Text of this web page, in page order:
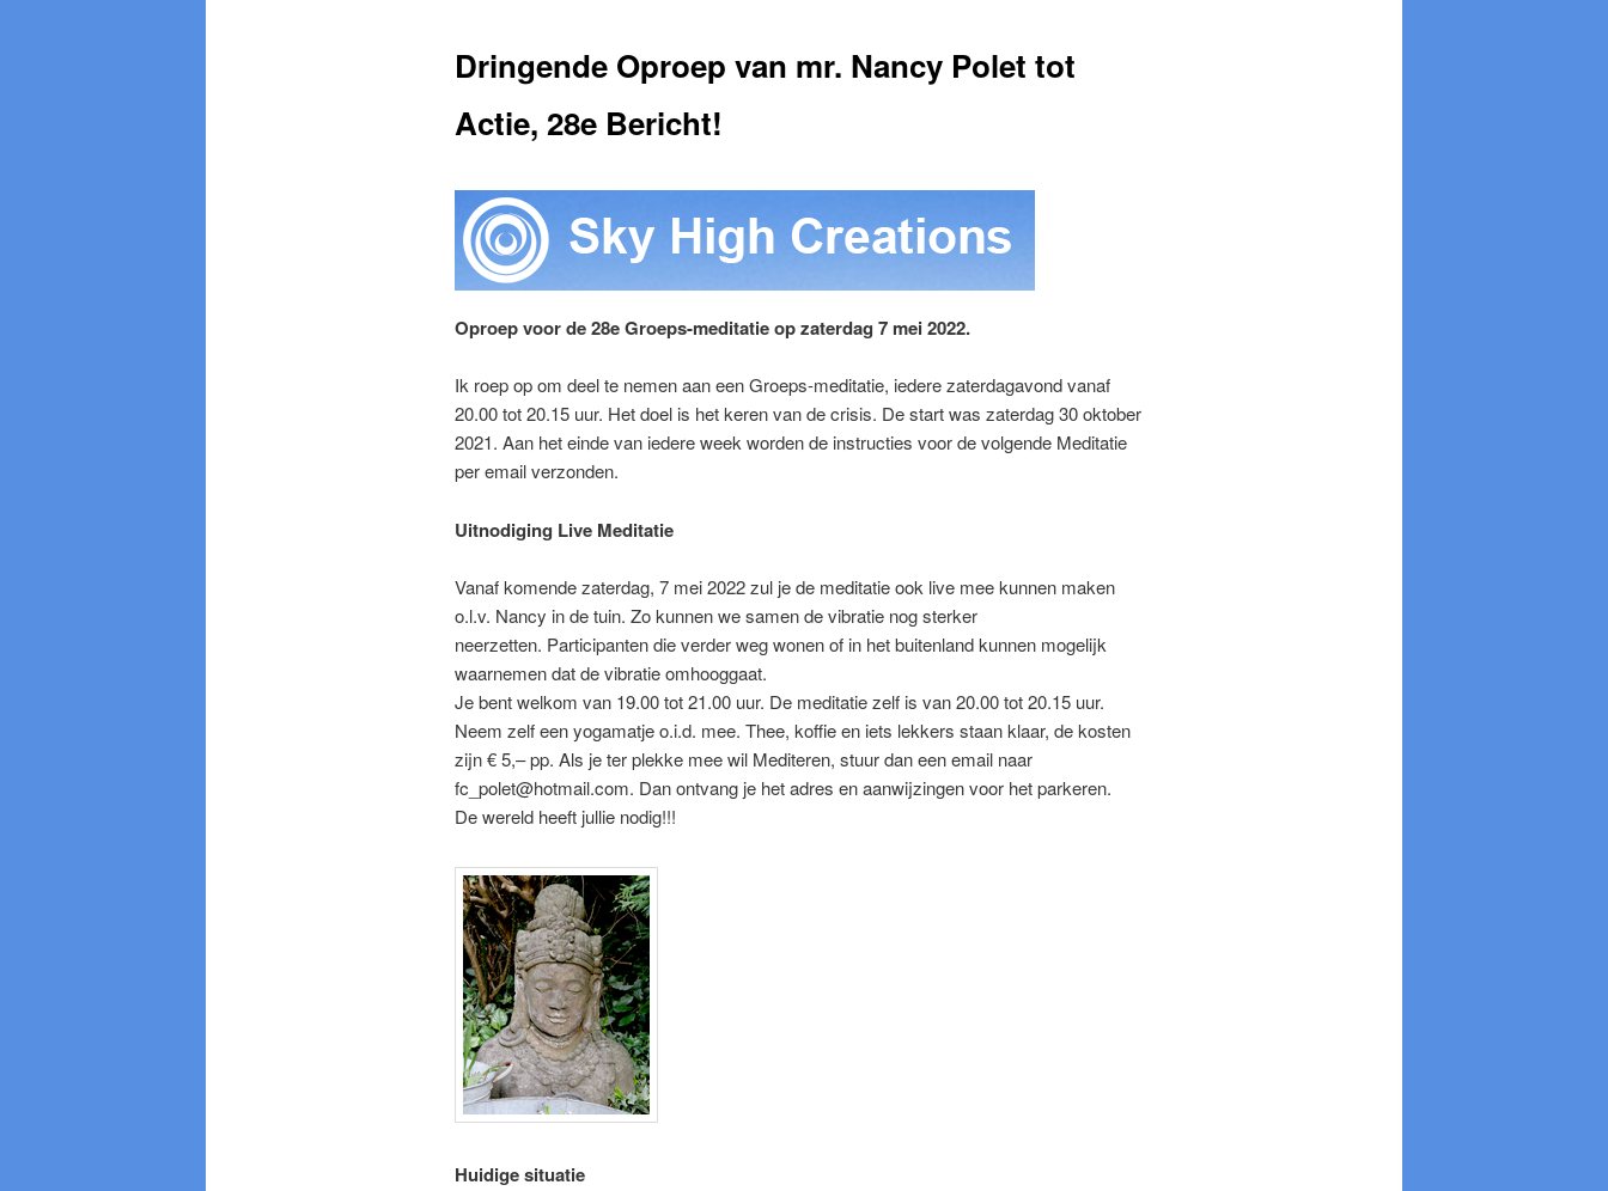
Dringende Oproep van mr. Nancy Polet tot
Actie, 28e Bericht!
Oproep voor de 28e Groeps-meditatie op zaterdag 7 mei 2022.
Ik roep op om deel te nemen aan een Groeps-meditatie, iedere zaterdagavond vanaf
20.00 tot 20.15 uur. Het doel is het keren van de crisis. De start was zaterdag 30 oktober
2021. Aan het einde van iedere week worden de instructies voor de volgende Meditatie
per email verzonden.
Uitnodiging Live Meditatie
Vanaf komende zaterdag, 7 mei 2022 zul je de meditatie ook live mee kunnen maken
o.l.v. Nancy in de tuin. Zo kunnen we samen de vibratie nog sterker
neerzetten. Participanten die verder weg wonen of in het buitenland kunnen mogelijk
waarnemen dat de vibratie omhooggaat.
Je bent welkom van 19.00 tot 21.00 uur. De meditatie zelf is van 20.00 tot 20.15 uur.
Neem zelf een yogamatje o.i.d. mee. Thee, koffie en iets lekkers staan klaar, de kosten
zijn € 5,– pp. Als je ter plekke mee wil Mediteren, stuur dan een email naar
fc_polet@hotmail.com. Dan ontvang je het adres en aanwijzingen voor het parkeren.
De wereld heeft jullie nodig!!!
Huidige situatie